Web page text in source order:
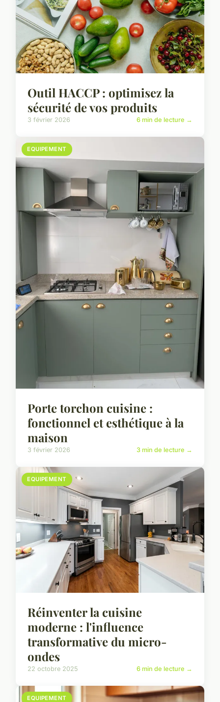
Outil HACCP : optimisez la
sécurité de vos produits
3 février 2026 6 min de lecture →
EQUIPEMENT
Porte torchon cuisine :
fonctionnel et esthétique à la
maison
3 février 2026 3 min de lecture →
EQUIPEMENT
Réinventer la cuisine
moderne : l'influence
transformative du micro-
ondes
22 octobre 2025 6 min de lecture →
EQUIPEMENT